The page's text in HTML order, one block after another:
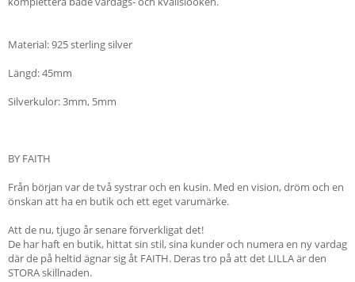
Material: 925 sterling silver
Längd: 45mm
Silverkulor: 3mm, 5mm
BY FAITH
Från början var de två systrar och en kusin. Med en vision, dröm och en
önskan att ha en butik och ett eget varumärke.
Att de nu, tjugo år senare förverkligat det!
De har haft en butik, hittat sin stil, sina kunder och numera en ny vardag
där de på heltid ägnar sig åt FAITH. Deras tro på att det LILLA är den
STORA skillnaden.